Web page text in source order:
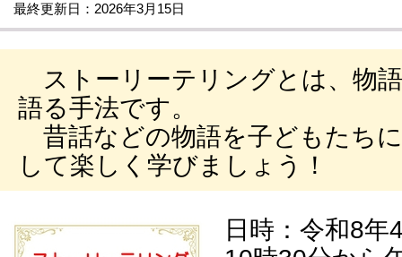
最終更新日：2026年3月15日
ストーリーテリングとは、物
語る手法です。
昔話などの物語を子どもたち
して楽しく学びましょう！
日時：令和8